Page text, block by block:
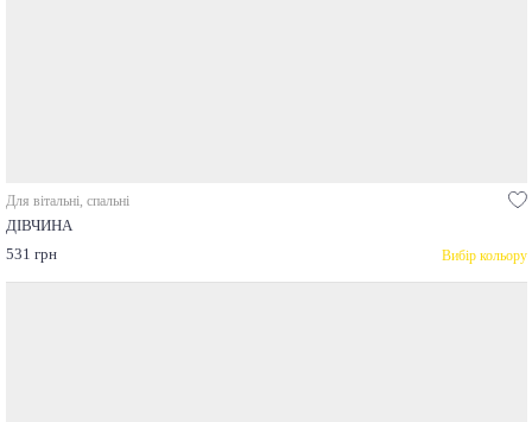
Для вітальні, спальні
ДІВЧИНА
531 грн
Вибір кольору